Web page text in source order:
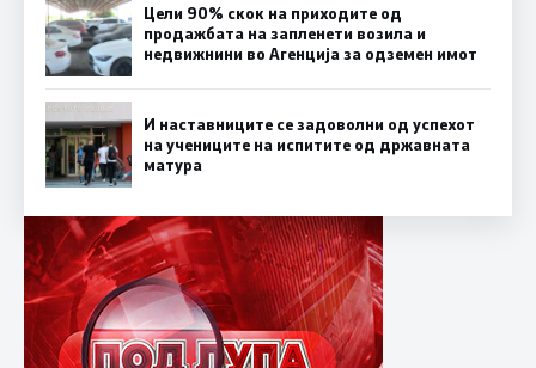
Цели 90% скок на приходите од
продажбата на запленети возила и
недвижнини во Агенција за одземен имот
И наставниците се задоволни од успехот
на учениците на испитите од државната
матура